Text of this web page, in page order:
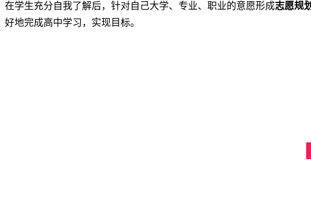
在学生充分自我了解后，针对自己大学、专业、职业的意愿形成志愿规
好地完成高中学习，实现目标。